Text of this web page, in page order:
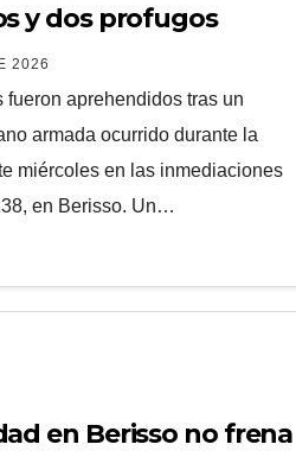
y dos profugos
2026
fueron aprehendidos tras un
armada ocurrido durante la
miércoles en las inmediaciones
en Berisso. Un…
en Berisso no frena